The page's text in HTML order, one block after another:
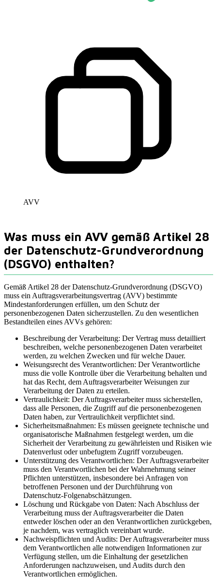
AVV
Was muss ein AVV gemäß Artikel 28
der Datenschutz-Grundverordnung
(DSGVO) enthalten?
Gemäß Artikel 28 der Datenschutz-Grundverordnung (DSGVO)
muss ein Auftragsverarbeitungsvertrag (AVV) bestimmte
Mindestanforderungen erfüllen, um den Schutz der
personenbezogenen Daten sicherzustellen. Zu den wesentlichen
Bestandteilen eines AVVs gehören:
Beschreibung der Verarbeitung: Der Vertrag muss detailliert
beschreiben, welche personenbezogenen Daten verarbeitet
werden, zu welchen Zwecken und für welche Dauer.
Weisungsrecht des Verantwortlichen: Der Verantwortliche
muss die volle Kontrolle über die Verarbeitung behalten und
hat das Recht, dem Auftragsverarbeiter Weisungen zur
Verarbeitung der Daten zu erteilen.
Vertraulichkeit: Der Auftragsverarbeiter muss sicherstellen,
dass alle Personen, die Zugriff auf die personenbezogenen
Daten haben, zur Vertraulichkeit verpflichtet sind.
Sicherheitsmaßnahmen: Es müssen geeignete technische und
organisatorische Maßnahmen festgelegt werden, um die
Sicherheit der Verarbeitung zu gewährleisten und Risiken wie
Datenverlust oder unbefugtem Zugriff vorzubeugen.
Unterstützung des Verantwortlichen: Der Auftragsverarbeiter
muss den Verantwortlichen bei der Wahrnehmung seiner
Pflichten unterstützen, insbesondere bei Anfragen von
betroffenen Personen und der Durchführung von
Datenschutz-Folgenabschätzungen.
Löschung und Rückgabe von Daten: Nach Abschluss der
Verarbeitung muss der Auftragsverarbeiter die Daten
entweder löschen oder an den Verantwortlichen zurückgeben,
je nachdem, was vertraglich vereinbart wurde.
Nachweispflichten und Audits: Der Auftragsverarbeiter muss
dem Verantwortlichen alle notwendigen Informationen zur
Verfügung stellen, um die Einhaltung der gesetzlichen
Anforderungen nachzuweisen, und Audits durch den
Verantwortlichen ermöglichen.